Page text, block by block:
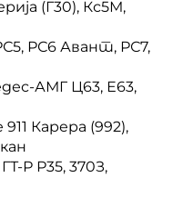
(Г30), Кс5М,
РС6 Авант, РС7,
АМГ Ц63, Е63,
Карера (992),
Р Р35, 370З,